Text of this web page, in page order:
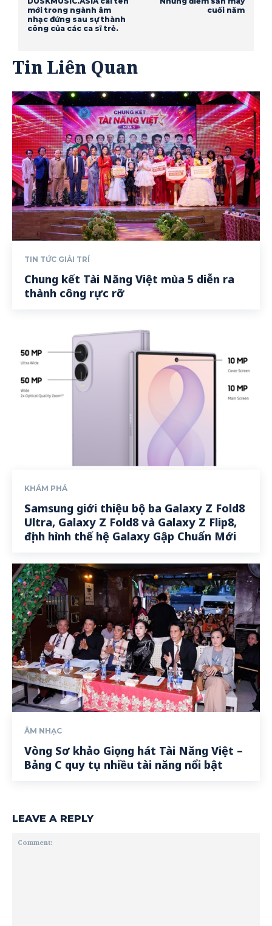
mới trong ngành âm
nhạc đứng sau sự thành
công của các ca sĩ trẻ.
cuối năm
Tin Liên Quan
TIN TỨC GIẢI TRÍ
Chung kết Tài Năng Việt mùa 5 diễn ra
thành công rực rỡ
KHÁM PHÁ
Samsung giới thiệu bộ ba Galaxy Z Fold8
Ultra, Galaxy Z Fold8 và Galaxy Z Flip8,
định hình thế hệ Galaxy Gập Chuẩn Mới
ÂM NHẠC
Vòng Sơ khảo Giọng hát Tài Năng Việt –
Bảng C quy tụ nhiều tài năng nổi bật
LEAVE A REPLY